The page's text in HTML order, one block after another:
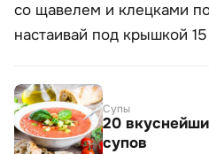
со щавелем и клецками
настаивай под крышкой
Супы
20
супов